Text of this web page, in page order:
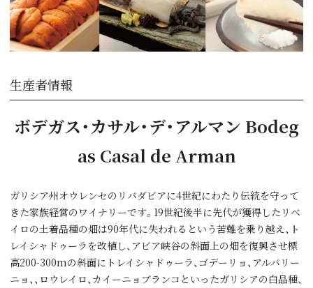
生産者情報
ボデガス・カサル・デ・アルマン Bodeg
as Casal de Arman
ガリシア州オウレンセのリバダビアに4世紀にわたり伝統を守って
きた家族経営のワイナリーです。19世紀後半に先代が獲得したリベ
イロの土着品種の畑は90年代に失われるという苦難を乗り越え、ト
レイシャドゥーラを改植し、アビア峡谷の斜面上の畑を復興させ標
高200-300mの斜面にトレイシャドゥーラ、ゴデーリョ、アルバリー
ニョ、、ロウレイロ、カイーニョブランコといったガリシアの白品種、